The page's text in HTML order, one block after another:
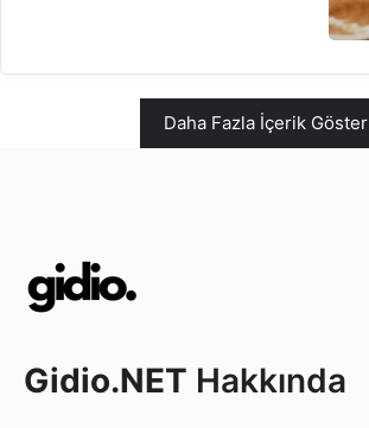
Daha Fazla İçerik Göster
Gidio.NET Hakkında